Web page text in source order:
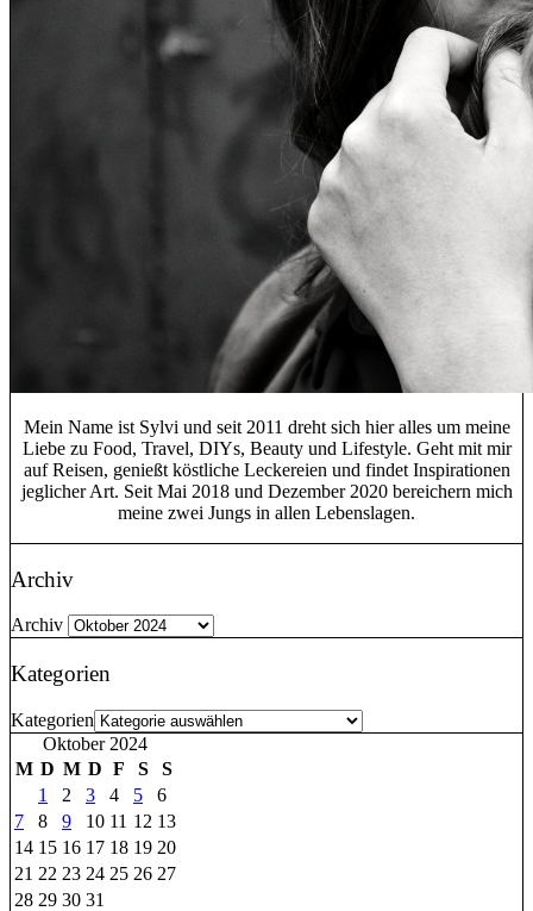
Mein Name ist Sylvi und seit 2011 dreht sich hier alles um meine
Liebe zu Food, Travel, DIYs, Beauty und Lifestyle. Geht mit mir
auf Reisen, genießt köstliche Leckereien und findet Inspirationen
jeglicher Art. Seit Mai 2018 und Dezember 2020 bereichern mich
meine zwei Jungs in allen Lebenslagen.
Archiv
Archiv
Kategorien
Kategorien
Oktober 2024
M D M D F S
S
1
2 3 4 5
6
7
8 9 10 11 12 13
14 15 16 17 18 19 20
21 22 23 24 25 26 27
28 29 30 31